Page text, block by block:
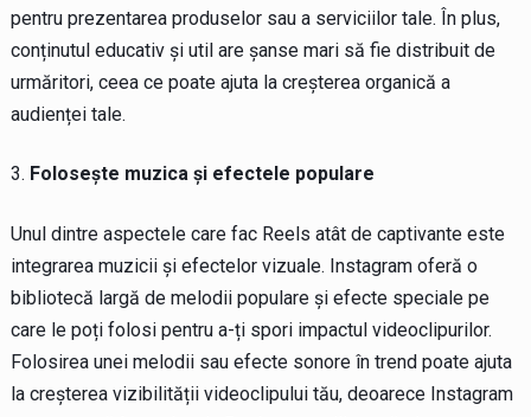
pentru prezentarea produselor sau a serviciilor tale. În plus,
conținutul educativ și util are șanse mari să fie distribuit de
urmăritori, ceea ce poate ajuta la creșterea organică a
audienței tale.
Folosește muzica și efectele populare
Unul dintre aspectele care fac Reels atât de captivante este
integrarea muzicii și efectelor vizuale. Instagram oferă o
bibliotecă largă de melodii populare și efecte speciale pe
care le poți folosi pentru a-ți spori impactul videoclipurilor.
Folosirea unei melodii sau efecte sonore în trend poate ajuta
la creșterea vizibilității videoclipului tău, deoarece Instagram